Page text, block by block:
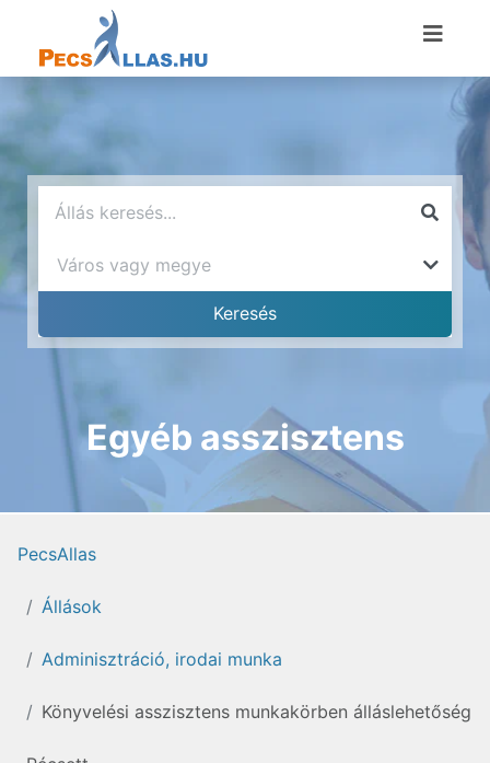
Egyéb asszisztens
PecsAllas
Állások
Adminisztráció, irodai munka
Könyvelési asszisztens munkakörben álláslehetőség